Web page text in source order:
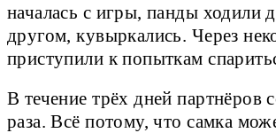
началась с игры, панды ходили
другом, кувыркались. Через
приступили к попыткам
В течение трёх дней партнёров
раза. Всё потому, что самка